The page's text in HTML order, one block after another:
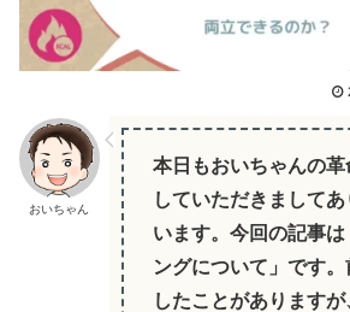
おいちゃん
本日もおいちゃんの革
していただきまして
います。今回の記事は
ングについて」です
したことがあります